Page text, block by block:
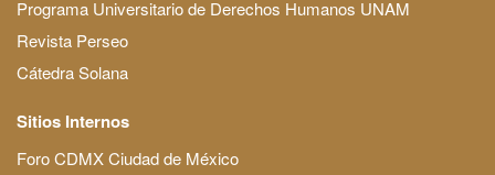
Programa Universitario de Derechos Humanos UNAM
Revista Perseo
Cátedra Solana
Sitios Internos
Foro CDMX Ciudad de México